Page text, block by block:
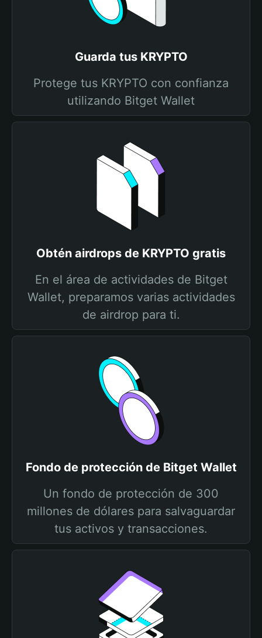
Guarda tus KRYPTO
Protege tus KRYPTO con confianza
utilizando Bitget Wallet
Obtén airdrops de KRYPTO gratis
En el área de actividades de Bitget
Wallet, preparamos varias actividades
de airdrop para ti.
Fondo de protección de Bitget Wallet
Un fondo de protección de 300
millones de dólares para salvaguardar
tus activos y transacciones.